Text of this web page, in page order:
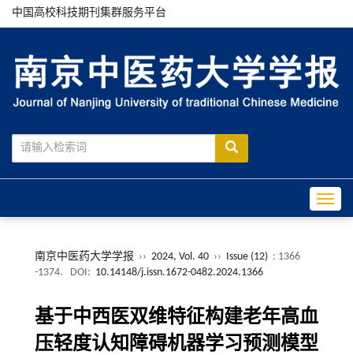
中国高校科技期刊集群服务平台
南京中医药大学学报 ›› 2024, Vol. 40 ›› Issue (12) : 1366
-1374.
DOI: 10.14148/j.issn.1672-0482.2024.1366
基于中西医双维特征构建老年高血
压轻度认知障碍机器学习预测模型